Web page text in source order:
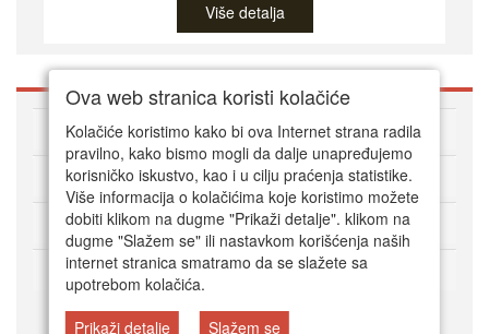
Više detalja
O DVD Zoni
Kako kupovati online
Korisnički servis
Način plaćanja
Ova web stranica koristi kolačiće
Kolačiće koristimo kako bi ova Internet strana radila
pravilno, kako bismo mogli da dalje unapređujemo
korisničko iskustvo, kao i u cilju praćenja statistike.
Više informacija o kolačićima koje koristimo možete
dobiti klikom na dugme "Prikaži detalje". klikom na
dugme "Slažem se" ili nastavkom korišćenja naših
internet stranica smatramo da se slažete sa
upotrebom kolačića.
Prikaži detalje
Slažem se